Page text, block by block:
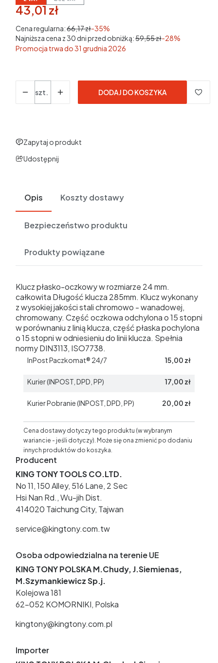
43,01 zł
w tym 23% VAT
w tym
Cena regularna:66,17 zł-35%
Najniższa cena z 30 dni przed obniżką:59,55 zł-28%
Promocja trwa do 31 grudnia 2026
szt.
DODAJ DO KOSZYKA
Zapytaj o produkt
Udostępnij
Opis Koszty dostawy
Bezpieczeństwo produktu
Produkty powiązane
Klucz płasko-oczkowy w rozmiarze 24 mm.
całkowita Długość klucza 285mm. Klucz wykonany
z wysokiej jakości stali chromowo - wanadowej,
chromowany. Część oczkowa odchylona o 15 stopni
w porównaniu z linią klucza, część płaska pochylona
o 15 stopni w odniesieniu do linii klucza. Spełnia
normy DIN3113, ISO7738.
InPost Paczkomat® 24/7 15,00 zł
Kurier (INPOST, DPD, PP) 17,00 zł
Kurier Pobranie (INPOST, DPD, PP) 20,00 zł
Cena dostawy dotyczy tego produktu (w wybranym
wariancie - jeśli dotyczy). Może się ona zmienić po dodaniu
innych produktów do koszyka.
Producent
KING TONY TOOLS CO.LTD.
No 11, 150 Alley, 516 Lane, 2 Sec
Hsi Nan Rd., Wu-jih Dist.
414020 Taichung City, Tajwan
service@kingtony.com.tw
Osoba odpowiedzialna na terenie UE
KING TONY POLSKA M.Chudy, J.Siemienas,
M.Szymankiewicz Sp.j.
Kolejowa 181
62-052 KOMORNIKI, Polska
kingtony@kingtony.com.pl
Importer